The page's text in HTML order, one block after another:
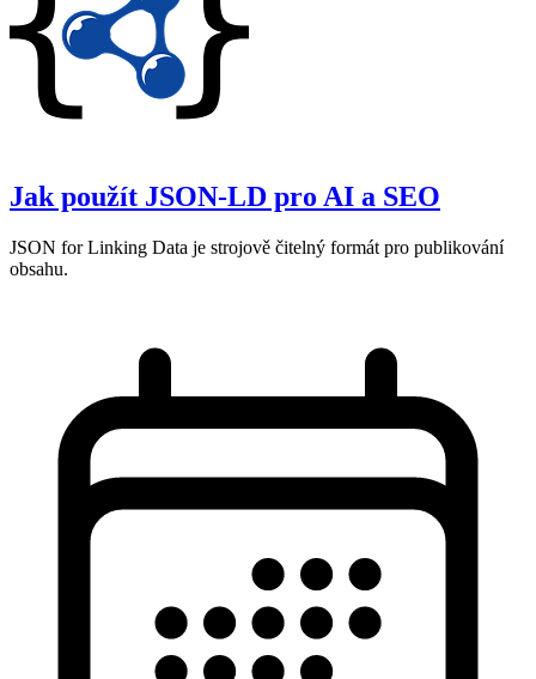
Jak použít JSON‑LD pro AI a SEO
JSON for Linking Data je strojově čitelný formát pro publikování
obsahu.